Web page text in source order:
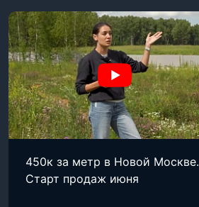
450к за метр в Новой Москве.
Старт продаж июня